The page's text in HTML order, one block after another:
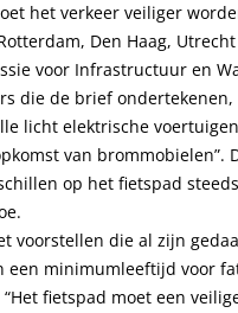
het verkeer veiliger
Den Haag,
voor Infrastructuur en
die de brief
licht elektrische
van
op het fietspad
voorstellen die al zijn
een minimumleeftijd voor
fietspad moet een